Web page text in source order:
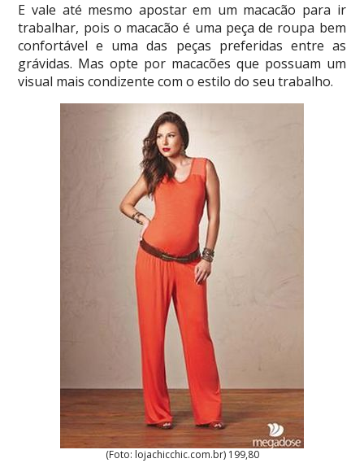
E vale até mesmo apostar em um macacão para ir
trabalhar, pois o macacão é uma peça de roupa bem
confortável e uma das peças preferidas entre as
grávidas. Mas opte por macacões que possuam um
visual mais condizente com o estilo do seu trabalho.
(Foto: lojachicchic.com.br) 199,80